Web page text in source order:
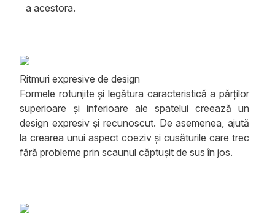
a acestora.
Ritmuri expresive de design
Formele rotunjite și legătura caracteristică a părților
superioare și inferioare ale spatelui creează un
design expresiv și recunoscut. De asemenea, ajută
la crearea unui aspect coeziv și cusăturile care trec
fără probleme prin scaunul căptușit de sus în jos.